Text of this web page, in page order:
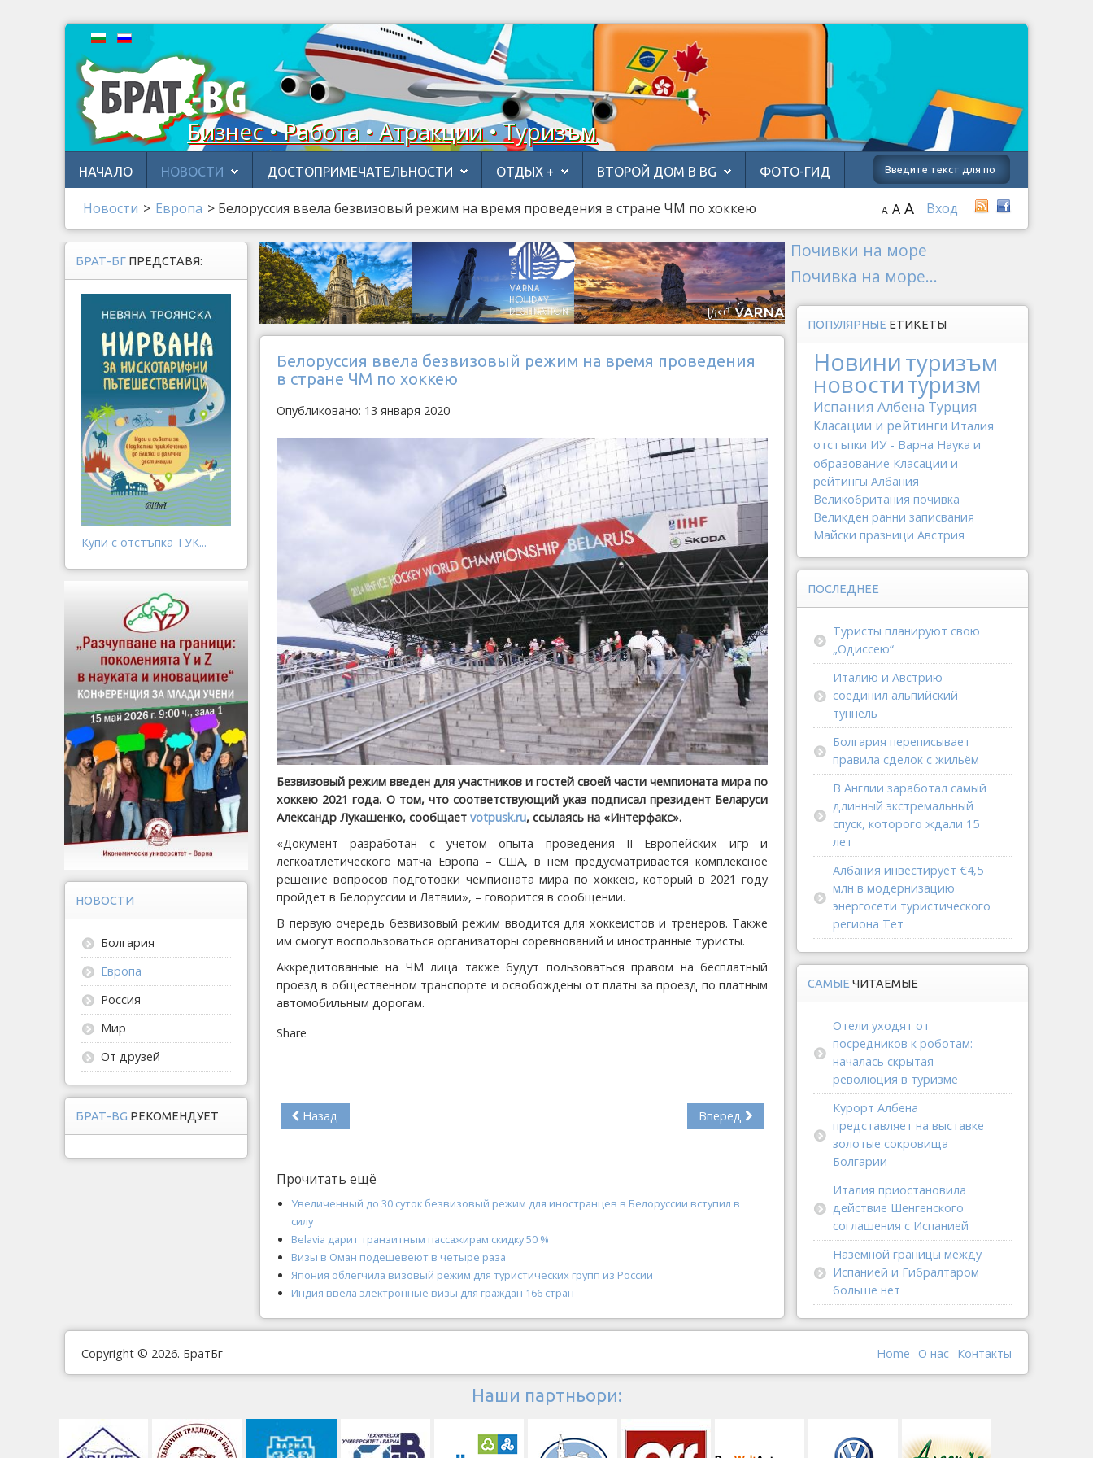
Бизнес • Работа • Атракции • Туризъм
НАЧАЛО НОВОСТИ ДОСТОПРИМЕЧАТЕЛЬНОСТИ ОТДЫХ + ВТОРОЙ ДОМ В BG ФОТО-ГИД
Новости > Европа > Белоруссия ввела безвизовый режим на время проведения в стране ЧМ по хоккею Вход
A A A
Белоруссия ввела безвизовый режим на время проведения
в стране ЧМ по хоккею
Опубликовано: 13 января 2020
Безвизовый режим введен для участников и гостей своей части чемпионата мира по
хоккею 2021 года. О том, что соответствующий указ подписал президент Беларуси
Александр Лукашенко, сообщает votpusk.ru, ссылаясь на «Интерфакс».
«Документ разработан с учетом опыта проведения II Европейских игр и
легкоатлетического матча Европа – США, в нем предусматривается комплексное
решение вопросов подготовки чемпионата мира по хоккею, который в 2021 году
пройдет в Белоруссии и Латвии», – говорится в сообщении.
В первую очередь безвизовый режим вводится для хоккеистов и тренеров. Также
им смогут воспользоваться организаторы соревнований и иностранные туристы.
Аккредитованные на ЧМ лица также будут пользоваться правом на бесплатный
проезд в общественном транспорте и освобождены от платы за проезд по платным
автомобильным дорогам.
Share
Назад Вперед
Прочитать ещё
Увеличенный до 30 суток безвизовый режим для иностранцев в Белоруссии вступил в
силу
Belavia дарит транзитным пассажирам скидку 50 %
Визы в Оман подешевеют в четыре раза
Япония облегчила визовый режим для туристических групп из России
Индия ввела электронные визы для граждан 166 стран
БРАТ-БГ ПРЕДСТАВЯ:
Купи с отстъпка ТУК...
НОВОСТИ
Болгария
Европа
Россия
Мир
От друзей
БРАТ-BG РЕКОМЕНДУЕТ
Почивки на море
Почивка на море...
ПОПУЛЯРНЫЕ ЕТИКЕТЫ
Новинитуризъм
новоституризм
Испания Албена Турция
Класации и рейтинги Италия
отстъпки ИУ - Варна Наука и
образование Класации и
рейтингы Албания
Великобритания почивка
Великден ранни записвания
Майски празници Австрия
ПОСЛЕДНЕЕ
Туристы планируют свою
„Одиссею“
Италию и Австрию
соединил альпийский
туннель
Болгария переписывает
правила сделок с жильём
В Англии заработал самый
длинный экстремальный
спуск, которого ждали 15
лет
Албания инвестирует €4,5
млн в модернизацию
энергосети туристического
региона Тет
САМЫЕ ЧИТАЕМЫЕ
Отели уходят от
посредников к роботам:
началась скрытая
революция в туризме
Курорт Албена
представляет на выставке
золотые сокровища
Болгарии
Италия приостановила
действие Шенгенского
соглашения с Испанией
Наземной границы между
Испанией и Гибралтаром
больше нет
Copyright © 2026. БратБг Контакты
О наc
Home
Наши партньори: